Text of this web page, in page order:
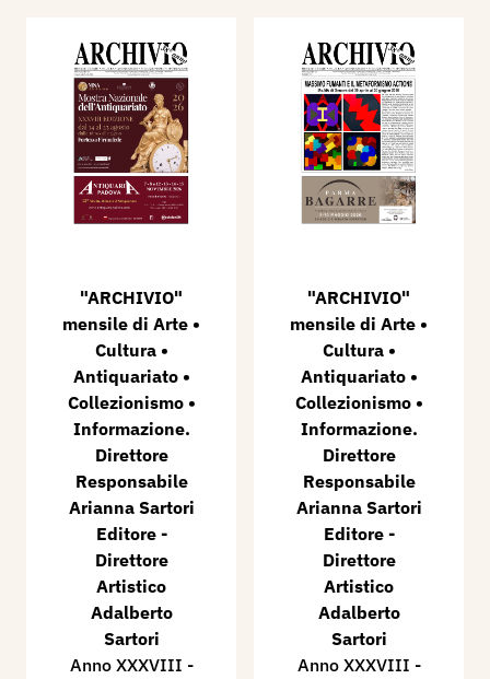
"ARCHIVIO"
mensile di Arte •
Cultura •
Antiquariato •
Collezionismo •
Informazione.
Direttore
Responsabile
Arianna Sartori
Editore -
Direttore
Artistico
Adalberto
Sartori
Anno XXXVIII -
"ARCHIVIO"
mensile di Arte •
Cultura •
Antiquariato •
Collezionismo •
Informazione.
Direttore
Responsabile
Arianna Sartori
Editore -
Direttore
Artistico
Adalberto
Sartori
Anno XXXVIII -